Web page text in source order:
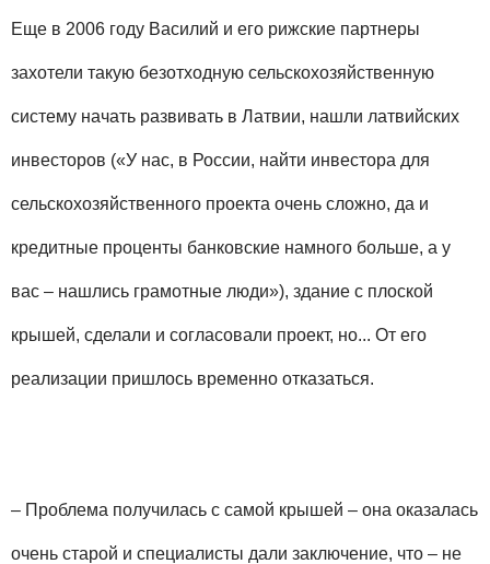
Еще в 2006 году Василий и его рижские партнеры
захотели такую безотходную сельскохозяйственную
систему начать развивать в Латвии, нашли латвийских
инвесторов («У нас, в России, найти инвестора для
сельскохозяйственного проекта очень сложно, да и
кредитные проценты банковские намного больше, а у
вас – нашлись грамотные люди»), здание с плоской
крышей, сделали и согласовали проект, но... От его
реализации пришлось временно отказаться.
– Проблема получилась с самой крышей – она оказалась
очень старой и специалисты дали заключение, что – не